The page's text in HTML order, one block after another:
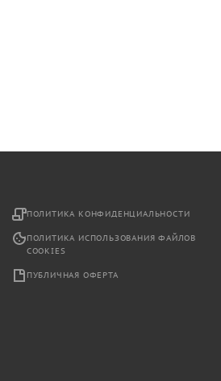
ПОЛИТИКА КОНФИДЕНЦИАЛЬНОСТИ
ПОЛИТИКА ИСПОЛЬЗОВАНИЯ ФАЙЛОВ
COOKIES
ПУБЛИЧНАЯ ОФЕРТА